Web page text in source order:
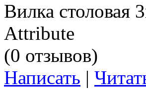
Вилка
Attribute
(0 отзывов)
Написать |